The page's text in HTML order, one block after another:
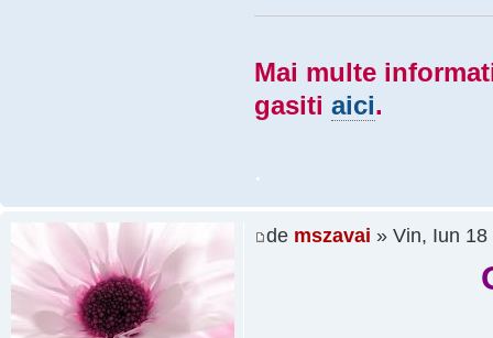
Mai multe
gasiti aici.
.
de mszavai » Vin, Iun